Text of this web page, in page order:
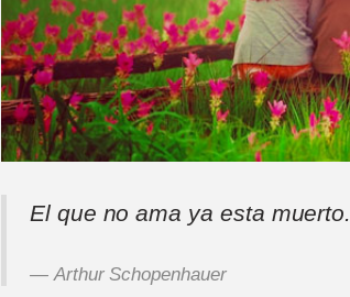
El que no ama ya esta muerto.
Arthur Schopenhauer